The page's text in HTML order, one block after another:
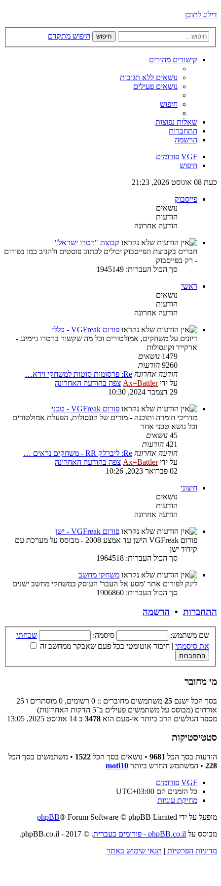
דילוג לתוכן
חיפוש חיפוש מתקדם
קישורים מהירים
נושאים ללא תגובות
נושאים פעילים
חיפוש
שאלות נפוצות
התחברות
הרשמה
VGF פורומים
חיפוש
כעת 08 אוגוסט 2026, 21:23
פייסבוק
נושאים
הודעות
הודעה אחרונה
קבוצת "רטרו ישראל"
חברים בקבוצת הפייסבוק יכולים לכתוב פוסטים ולהגיב כמו בפורום
- רק בפייסבוק
סך הכול העברות: 1945149
ראשי
נושאים
הודעות
הודעה אחרונה
פורום VGFreak - כללי
דיונים על משחקים, אמולטורים וכל מה שקשור ברטרו גיימינג -
ארקייד וקונסולות
1479 נושאים
9260 הודעות
הודעה אחרונה Re: פרסומות סוטות למשחקי וידא…
על ידיAx=Battler צפה בהודעה האחרונה
29 דצמבר 2024, 10:30
פורום VGFreak - טכני
מדריכי חומרה ותוכנה - מודים של קונסולות, הפעלת אמולטורים
וכל נושא טכני אחר
45 נושאים
421 הודעות
הודעה אחרונה Re: ליברלק RR - משחקים נראים …
על ידיAx=Battler צפה בהודעה האחרונה
02 פברואר 2023, 10:26
חיצוני
נושאים
הודעות
הודעה אחרונה
פורום VGFreak - ישן
פורום VGFreak הישן עד אמצע 2008 - מבוסס על מערכת עם
קידוד ישן
סך הכול העברות: 1964518
משחקי מחשב
לינק לפורום אתר 'מסע אל העבר' העוסק במשחקי מחשב ישנים
סך הכול העברות: 1906860
התחברות • הרשמה
שם משתמש: סיסמה:
שכחתי
את סיסמתי | חיבור אוטומטי בכל פעם שאבקר ממחשב זה
מי מחובר
בסך הכל ישנם 25
משתמשים מחוברים :: 0 רשומים, 0 מוסתרים ו 25
אורחים (מבוסס על משתמשים פעילים ב־5 הדקות האחרונות)
מספר הגולשים הרב ביותר אי-פעם הוא 3478 ב 14 אוגוסט 2025, 13:05
סטטיסטיקות
הודעות בסך הכל 9681 • נושאים בסך הכל 1522 • משתמשים בסך הכל
228 • המשתמש החדש ביותר moti10
VGF פורומים
כל הזמנים הם UTC+03:00
מחיקת עוגיות
מופעל על ידי
phpBB® Forum Software © phpBB Limited
מבוסס על phpBB.co.il - פורומים בעברית
. © 2017 - phpBB.co.il.
מדיניות הפרטיות | תנאי שימוש באתר